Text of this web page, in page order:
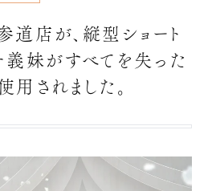
道店が、縦型ショート
義妹がすべてを失った
用されました。